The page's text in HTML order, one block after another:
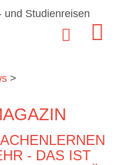
>
- DAS IST